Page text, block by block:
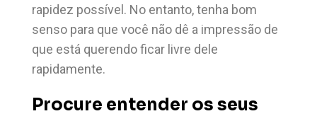
rapidez possível. No entanto, tenha bom
senso para que você não dê a impressão de
que está querendo ficar livre dele
rapidamente.
Procure entender os seus